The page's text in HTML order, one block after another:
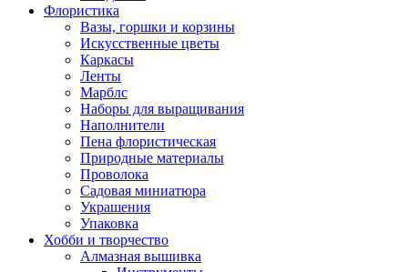
Флористика
Вазы, горшки и корзины
Искусственные цветы
Каркасы
Ленты
Марблс
Наборы для выращивания
Наполнители
Пена флористическая
Природные материалы
Проволока
Садовая миниатюра
Украшения
Упаковка
Хобби и творчество
Алмазная вышивка